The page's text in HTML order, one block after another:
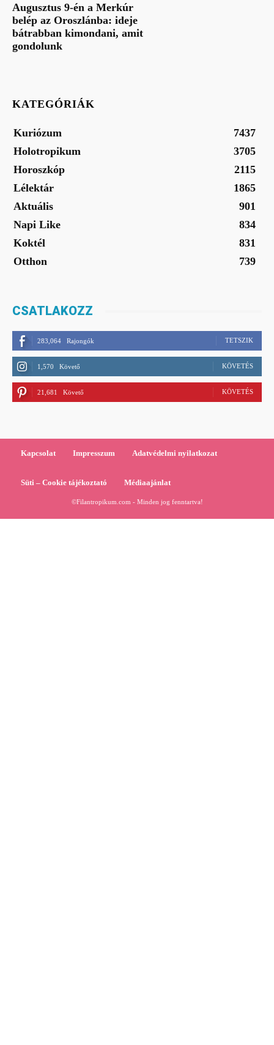
Augusztus 9-én a Merkúr
belép az Oroszlánba: ideje
bátrabban kimondani, amit
gondolunk
KATEGÓRIÁK
Kuriózum
7437
Holotropikum
3705
Horoszkóp
2115
Lélektár
1865
Aktuális
901
Napi Like
834
Koktél
831
Otthon
739
CSATLAKOZZ
283,064 Rajongók TETSZIK
1,570 Követő KÖVETÉS
21,681 Követő KÖVETÉS
Kapcsolat Impresszum Adatvédelmi nyilatkozat
Süti – Cookie tájékoztató Médiaajánlat
©Filantropikum.com - Minden jog fenntartva!